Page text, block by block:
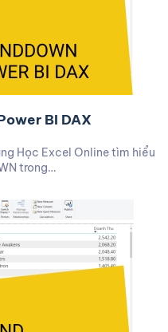
BI DAX
Học Excel Online tìm hiểu
trong…